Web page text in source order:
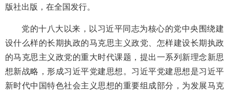
版社出版，在全国发行。
党的十八大以来，以习近平同志为核心的党中央围绕建
设什么样的长期执政的马克思主义政党、怎样建设长期执政
的马克思主义政党的重大时代课题，提出一系列新理念新思
想新战略，形成习近平党建思想。习近平党建思想是习近平
新时代中国特色社会主义思想的重要组成部分，为发展马克